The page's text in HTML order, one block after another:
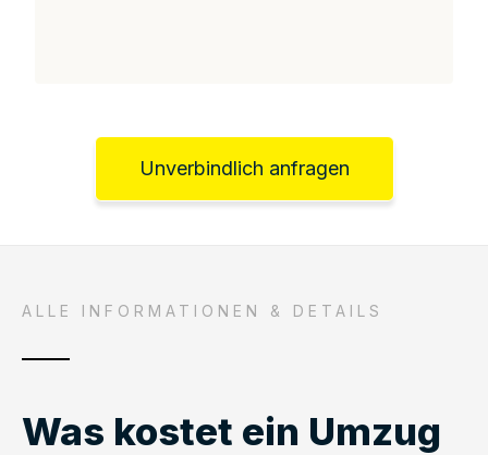
Unverbindlich anfragen
ALLE INFORMATIONEN & DETAILS
Was kostet ein Umzug